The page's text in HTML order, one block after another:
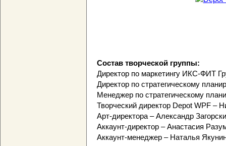
Состав творческой группы:
Директор по маркетингу ИКС-ФИТ
Директор по стратегическому
Менеджер по стратегическому
Творческий директор Depot WPF –
Арт-директора – Александр
Аккаунт-директор – Анастасия
Аккаунт-менеджер – Наталья